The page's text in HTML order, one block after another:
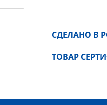
СДЕЛАНО В
ТОВАР